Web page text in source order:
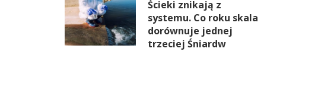
Ścieki znikają z
systemu. Co roku skala
dorównuje jednej
trzeciej Śniardw